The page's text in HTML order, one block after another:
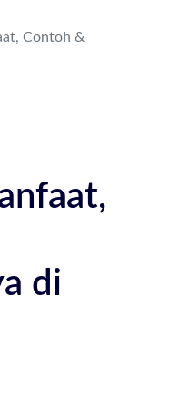
Contoh &
di
Kontak